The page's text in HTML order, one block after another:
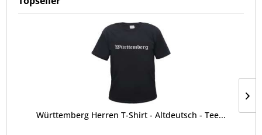
Württemberg Herren T-Shirt - Altdeutsch - Tee...